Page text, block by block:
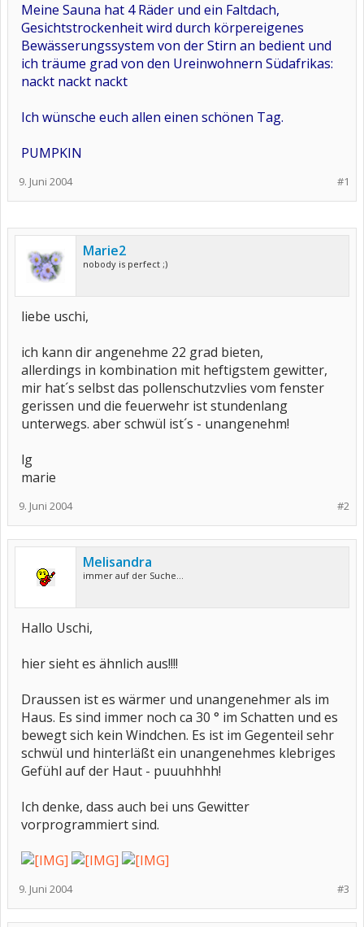
Meine Sauna hat 4 Räder und ein Faltdach,
Gesichtstrockenheit wird durch körpereigenes
Bewässerungssystem von der Stirn an bedient und
ich träume grad von den Ureinwohnern Südafrikas:
nackt nackt nackt
Ich wünsche euch allen einen schönen Tag.
PUMPKIN
#1
9. Juni 2004
Marie2
nobody is perfect ;)
liebe uschi,
ich kann dir angenehme 22 grad bieten,
allerdings in kombination mit heftigstem gewitter,
mir hat´s selbst das pollenschutzvlies vom fenster
gerissen und die feuerwehr ist stundenlang
unterwegs. aber schwül ist´s - unangenehm!
lg
marie
#2
9. Juni 2004
Melisandra
immer auf der Suche...
Hallo Uschi,
hier sieht es ähnlich aus!!!!
Draussen ist es wärmer und unangenehmer als im
Haus. Es sind immer noch ca 30 ° im Schatten und es
bewegt sich kein Windchen. Es ist im Gegenteil sehr
schwül und hinterläßt ein unangenehmes klebriges
Gefühl auf der Haut - puuuhhhh!
Ich denke, dass auch bei uns Gewitter
vorprogrammiert sind.
#3
9. Juni 2004